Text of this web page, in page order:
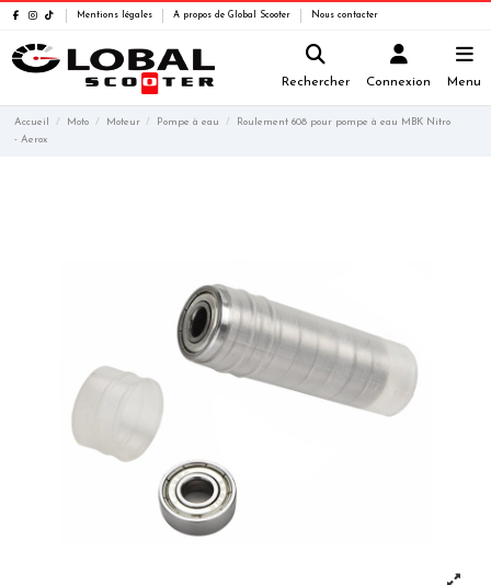
Mentions légales A propos de Global Scooter Nous contacter
Rechercher Connexion Menu
Accueil Moto Moteur Pompe à eau
Roulement 608 pour pompe à eau MBK Nitro
- Aerox